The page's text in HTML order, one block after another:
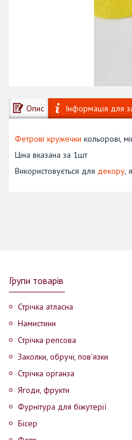
Опис Інформація для
Фетрові кружечки кольорові,
Ціна вказана за 1шт
Використовується для декору,
Групи товарів
Стрічка атласна
Намистини
Стрічка репсова
Заколки, обручі, пов'язки
Стрічка органза
Ягоди, фрукти
Фурнітура для біжутерії
Бісер